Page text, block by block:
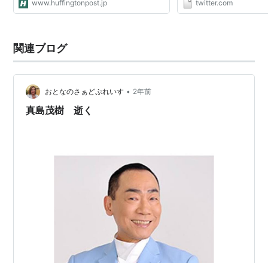
www.huffingtonpost.jp twitter.com
関連ブログ
おとなのさぁどぷれいす • 2年前
真島茂樹 逝く